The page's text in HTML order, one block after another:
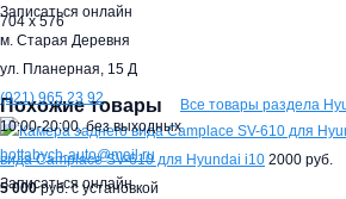
704 x 576
Похожие товары
Все товары раздела
вида Camplace SV-610 для Hyundai i10 2000 руб.
5 000руб. с установкой
Записаться онлайн
м. Старая Деревня
ул. Планерная, 15 Д
(921)965 23 92
10:00-20:00,без выходных
hottabych-auto@mail.ru
Записаться онлайн